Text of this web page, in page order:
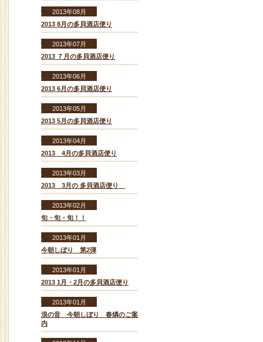
2013年08月
2013 8月の多貝酒店便り
2013年07月
2013 ７月の多貝酒店便り
2013年06月
2013 6月の多貝酒店便り
2013年05月
2013 5月の多貝酒店便り
2013年04月
2013 4月の多貝酒店便り
2013年03月
2013 3月の 多貝酒店便り
2013年02月
旬・旬・旬！！
2013年01月
今朝しぼり 第2弾
2013年01月
2013 1月・2月の多貝酒店便り
2013年01月
浪の音 今朝しぼり 春燐のご案
内